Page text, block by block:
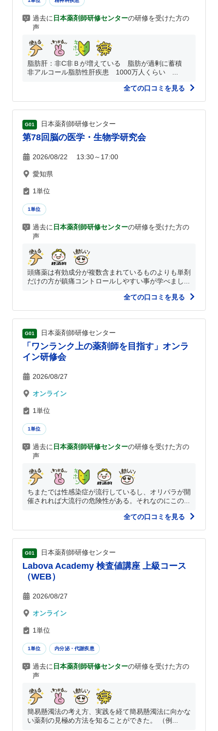
過去に 日本薬剤師研修センターの研修を受けた方の
声
脂肪肝：非C非Ｂが増えている 脂肪が過剰に蓄積
非アルコール脂肪性肝疾患 1000万人くらい ...
全ての口コミを見る
G01 日本薬剤師研修センター
第78回脳の医学・生物学研究会
2026/08/22 13:30～17:00
愛知県
1単位
1単位
過去に 日本薬剤師研修センターの研修を受けた方の
声
頭痛薬は有効成分が複数含まれているものよりも単剤
だけの方が鎮痛コントロールしやすい事が学べまし...
全ての口コミを見る
G01 日本薬剤師研修センター
「ワンランク上の薬剤師を目指す」オンラ
イン研修会
2026/08/27
オンライン
1単位
1単位
過去に 日本薬剤師研修センターの研修を受けた方の
声
ちまたでは性感染症が流行しているし、オリパラが開
催されれば大流行の危険性がある。それなのにこの...
全ての口コミを見る
G01 日本薬剤師研修センター
Labova Academy 検査値講座 上級コース
（WEB）
2026/08/27
オンライン
1単位
1単位 内分泌・代謝疾患
過去に 日本薬剤師研修センターの研修を受けた方の
声
簡易懸濁法の考え方、実践を経て簡易懸濁法に向かな
い薬剤の見極め方法を知ることができた。 （例...